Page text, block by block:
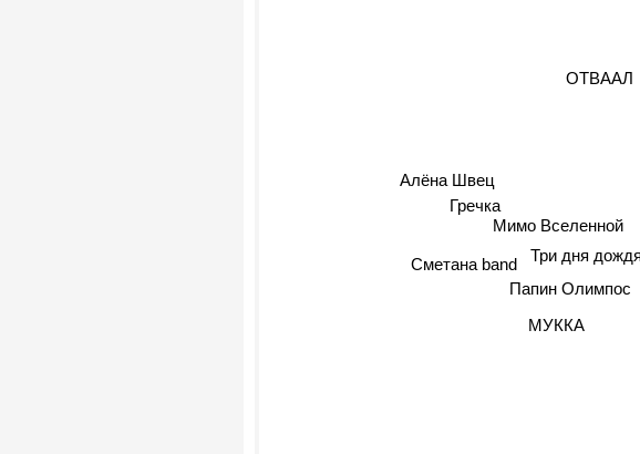
ОТВААЛ
Папин Олимпос
Мимо Вселенной
Гречка
Три дня дождя
МУККА
Сметана band
Алёна Швец